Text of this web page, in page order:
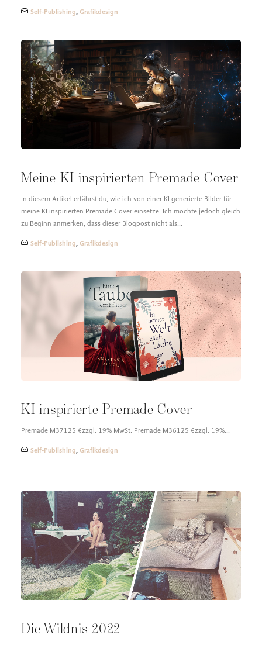
Self-Publishing, Grafikdesign
Meine KI inspirierten Premade Cover
In diesem Artikel erfährst du, wie ich von einer KI generierte Bilder für
meine KI inspirierten Premade Cover einsetze. Ich möchte jedoch gleich
zu Beginn anmerken, dass dieser Blogpost nicht als…
Self-Publishing, Grafikdesign
KI inspirierte Premade Cover
Premade M37125 €zzgl. 19% MwSt. Premade M36125 €zzgl. 19%…
Self-Publishing, Grafikdesign
Die Wildnis 2022